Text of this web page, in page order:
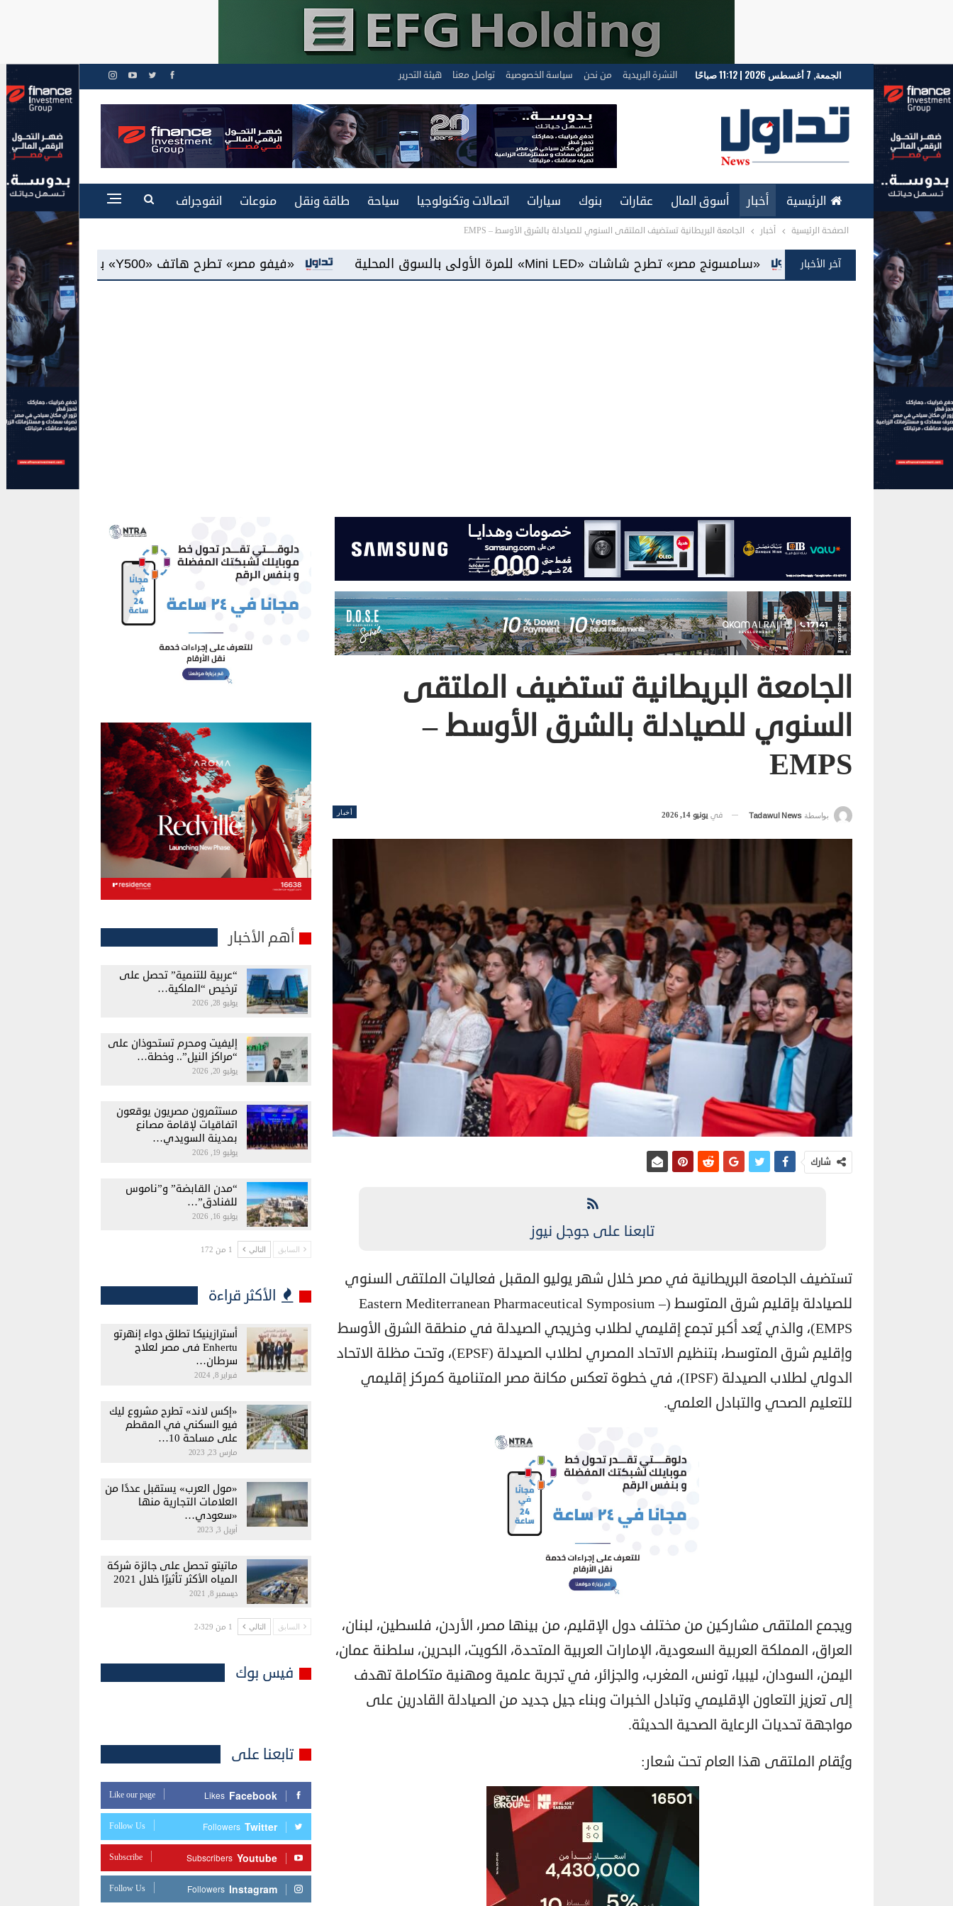
الجمعة, 7 أغسطس 2026 | 11:12 صباحًا النشرة البريدية من نحن سياسة الخصوصية تواصل معنا هيئة التحرير
الرئيسية أخبار أسوق المال عقارات بنوك سيارات اتصالات وتكنولوجيا سياحة طاقة ونقل منوعات
انفوجراف
ENGLISH
الصفحة الرئيسية أخبار الجامعة البريطانية تستضيف الملتقى السنوي للصيادلة بالشرق الأوسط – EMPS
آخر الأخبار
«سامسونج مصر» تطرح شاشات «Mini LED» للمرة الأولى بالسوق المحلية «فيفو مصر» تطرح هاتف «Y500» ببطارية سعة 8100 مللي أمبير وشاشة «AMOLED»
الجامعة البريطانية تستضيف الملتقى
السنوي للصيادلة بالشرق الأوسط –
EMPS
أخبار بواسطة Tadawul News في يونيو 14, 2026
شارك
تابعنا على جوجل نيوز
تستضيف الجامعة البريطانية في مصر خلال شهر يوليو المقبل فعاليات الملتقى السنوي
للصيادلة بإقليم شرق المتوسط (Eastern Mediterranean Pharmaceutical Symposium –
EMPS)، والذي يُعد أكبر تجمع إقليمي لطلاب وخريجي الصيدلة في منطقة الشرق الأوسط
وإقليم شرق المتوسط، بتنظيم الاتحاد المصري لطلاب الصيدلة (EPSF)، وتحت مظلة الاتحاد
الدولي لطلاب الصيدلة (IPSF)، في خطوة تعكس مكانة مصر المتنامية كمركز إقليمي
للتعليم الصحي والتبادل العلمي.
ويجمع الملتقى مشاركين من مختلف دول الإقليم، من بينها مصر، الأردن، فلسطين، لبنان،
العراق، المملكة العربية السعودية، الإمارات العربية المتحدة، الكويت، البحرين، سلطنة عمان،
اليمن، السودان، ليبيا، تونس، المغرب، والجزائر، في تجربة علمية ومهنية متكاملة تهدف
إلى تعزيز التعاون الإقليمي وتبادل الخبرات وبناء جيل جديد من الصيادلة القادرين على
مواجهة تحديات الرعاية الصحية الحديثة.
ويُقام الملتقى هذا العام تحت شعار:
أهم الأخبار
“عربية للتنمية” تحصل على
ترخيص “الملكية…
يوليو 28, 2026
إليفيت ومحرم تستحوذان على
“مراكز النيل”.. وخطة…
يوليو 20, 2026
مستثمرون مصريون يوقعون
اتفاقيات لإقامة مصانع
بمدينة السويدي…
يوليو 19, 2026
“مدن القابضة” و”ناموس
للفنادق”…
يوليو 16, 2026
السابق التالي 1 من 172
الأكثر قراءة
أسترازينيكا تطلق دواء إنهرتو
Enhertu فى مصر لعلاج
سرطان…
فبراير 8, 2024
«إكس لاند» تطرح مشروع ليك
فيو السكني في المقطم
على مساحة 10…
مارس 23, 2023
«مول العرب» يستقبل عددًا من
العلامات التجارية منها
«سعودي…
أبريل 3, 2023
ماتيتو تحصل على جائزة شركة
المياه الأكثر تأثيرًا خلال 2021
ديسمبر 8, 2021
السابق التالي 1 من 2٬329
فيس بوك
تابعنا على
Facebook
Likes
Like our page
Twitter
Followers
Follow Us
Youtube
Subscribers
Subscribe
Instagram
Followers
Follow Us